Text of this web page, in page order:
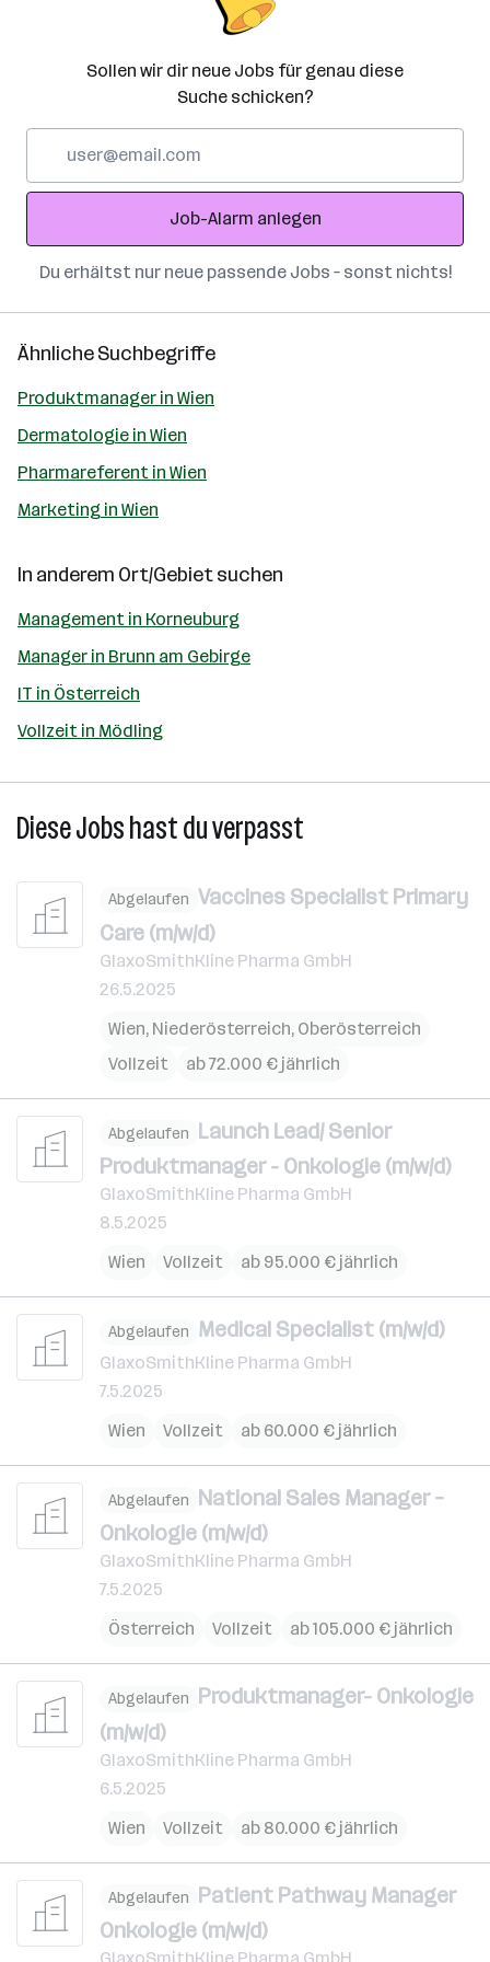
Sollen wir dir neue Jobs für genau diese
Suche schicken?
Adresse
Job-Alarm anlegen
Du erhältst nur neue passende Jobs – sonst nichts!
Ähnliche Suchbegriffe
Produktmanager in Wien
Dermatologie in Wien
Pharmareferent in Wien
Marketing in Wien
In anderem Ort/Gebiet suchen
Management in Korneuburg
Manager in Brunn am Gebirge
IT in Österreich
Vollzeit in Mödling
Diese Jobs hast du verpasst
Abgelaufen Vaccines Specialist Primary
Care (m/w/d)
GlaxoSmithKline Pharma GmbH
26.5.2025
Wien, Niederösterreich, Oberösterreich
Vollzeit
ab 72.000 € jährlich
Abgelaufen Launch Lead/ Senior
Produktmanager - Onkologie (m/w/d)
GlaxoSmithKline Pharma GmbH
8.5.2025
Wien
Vollzeit ab 95.000 € jährlich
Abgelaufen Medical Specialist (m/w/d)
GlaxoSmithKline Pharma GmbH
7.5.2025
Wien
Vollzeit ab 60.000 € jährlich
Abgelaufen National Sales Manager –
Onkologie (m/w/d)
GlaxoSmithKline Pharma GmbH
7.5.2025
Österreich
Vollzeit ab 105.000 € jährlich
Abgelaufen Produktmanager- Onkologie
(m/w/d)
GlaxoSmithKline Pharma GmbH
6.5.2025
Wien
Vollzeit ab 80.000 € jährlich
Abgelaufen Patient Pathway Manager
Onkologie (m/w/d)